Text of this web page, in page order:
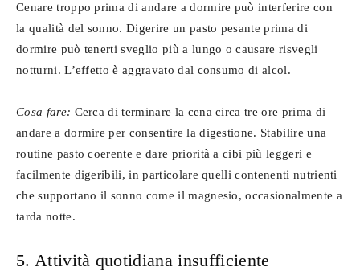
Cenare troppo prima di andare a dormire può interferire con
la qualità del sonno. Digerire un pasto pesante prima di
dormire può tenerti sveglio più a lungo o causare risvegli
notturni. L’effetto è aggravato dal consumo di alcol.
Cosa fare: Cerca di terminare la cena circa tre ore prima di
andare a dormire per consentire la digestione. Stabilire una
routine pasto coerente e dare priorità a cibi più leggeri e
facilmente digeribili, in particolare quelli contenenti nutrienti
che supportano il sonno come il magnesio, occasionalmente a
tarda notte.
5. Attività quotidiana insufficiente